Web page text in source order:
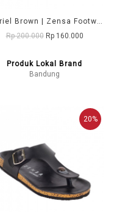
Gabriel Brown | Zensa Footwear Sandal Jepit Pria Casual
Rp 200.000 Rp 160.000
Produk Lokal Brand
Bandung
20%